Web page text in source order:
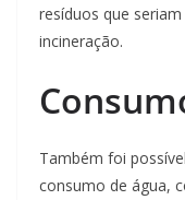
resíduos que
incineração.
Também foi
consumo de água,